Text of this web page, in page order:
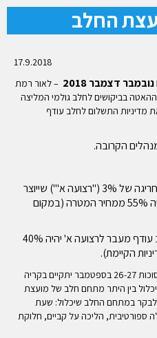
החלב
17.9.2018
דצמבר 2018
– לאור רמת
בביקושים לחלב גולמי המליצה
מדיניות התשלום לחלב עודף
הקרובה.
של3% ("רצועה א'") שייוצר
55%ממחירהמטרה(במקום
עודףמעברלרצועהא'יהיה40%
הקיימת).
– במהלך חוה"מ סוכות 26-27 בספטמבר יתקיים בקריה
בין היתר מתחם חלב של מועצת
במתחם החלב שיכלול: שעת
ספורטיבית, הליכה על קביים, חלוקת